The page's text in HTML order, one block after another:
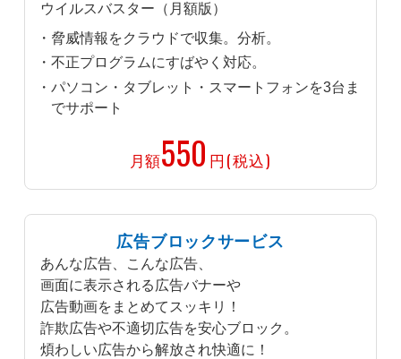
ウイルスバスター（月額版）
脅威情報をクラウドで収集。分析。
不正プログラムにすばやく対応。
パソコン・タブレット・スマートフォンを3台ま
でサポート
月額550 円(税込)
広告ブロックサービス
あんな広告、こんな広告、
画面に表示される広告バナーや
広告動画をまとめてスッキリ！
詐欺広告や不適切広告を安心ブロック。
煩わしい広告から解放され快適に！